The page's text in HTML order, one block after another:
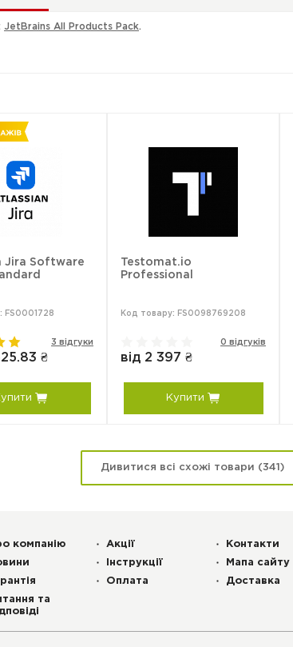
JetBrains All Products Pack.
Jira Software
FS0001728
3 відгуки
₴
Testomat.io
Professional
Код товару: FS0098769208
0 відгуків
від 2 397 ₴
Купити
Дивитися всі схожі товари (341)
компанію Акції Контакти
Інструкції Мапа сайту
Оплата Доставка
та